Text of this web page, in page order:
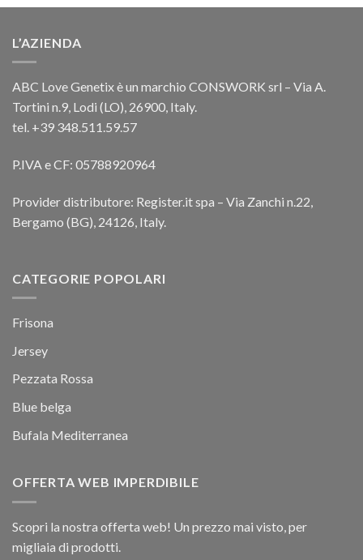
L’AZIENDA
ABC Love Genetix è un marchio CONSWORK srl – Via A.
Tortini n.9, Lodi (LO), 26900, Italy.
tel. +39 348.511.59.57
P.IVA e CF: 05788920964
Provider distributore: Register.it spa – Via Zanchi n.22,
Bergamo (BG), 24126, Italy.
CATEGORIE POPOLARI
Frisona
Jersey
Pezzata Rossa
Blue belga
Bufala Mediterranea
OFFERTA WEB IMPERDIBILE
Scopri la nostra offerta web! Un prezzo mai visto, per
migliaia di prodotti.